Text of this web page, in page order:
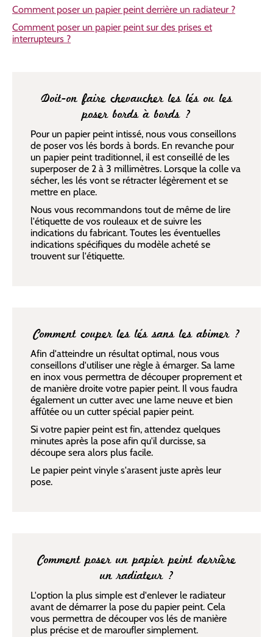
Comment poser un papier peint derrière un radiateur ?
Comment poser un papier peint sur des prises et
interrupteurs ?
Doit-on faire chevaucher les lés ou les
poser bords à bords ?
Pour un papier peint intissé, nous vous conseillons
de poser vos lés bords à bords. En revanche pour
un papier peint traditionnel, il est conseillé de les
superposer de 2 à 3 millimètres. Lorsque la colle va
sécher, les lés vont se rétracter légèrement et se
mettre en place.
Nous vous recommandons tout de même de lire
l'étiquette de vos rouleaux et de suivre les
indications du fabricant. Toutes les éventuelles
indications spécifiques du modèle acheté se
trouvent sur l'étiquette.
Comment couper les lés sans les abimer ?
Afin d'atteindre un résultat optimal, nous vous
conseillons d'utiliser une règle à émarger. Sa lame
en inox vous permettra de découper proprement et
de manière droite votre papier peint. Il vous faudra
également un cutter avec une lame neuve et bien
affûtée ou un cutter spécial papier peint.
Si votre papier peint est fin, attendez quelques
minutes après la pose afin qu'il durcisse, sa
découpe sera alors plus facile.
Le papier peint vinyle s'arasent juste après leur
pose.
Comment poser un papier peint derrière
un radiateur ?
L'option la plus simple est d'enlever le radiateur
avant de démarrer la pose du papier peint. Cela
vous permettra de découper vos lés de manière
plus précise et de maroufler simplement.